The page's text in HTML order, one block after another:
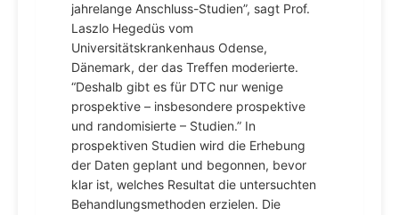
jahrelange Anschluss-Studien”, sagt Prof.
Laszlo Hegedüs vom
Universitätskrankenhaus Odense,
Dänemark, der das Treffen moderierte.
“Deshalb gibt es für DTC nur wenige
prospektive – insbesondere prospektive
und randomisierte – Studien.” In
prospektiven Studien wird die Erhebung
der Daten geplant und begonnen, bevor
klar ist, welches Resultat die untersuchten
Behandlungsmethoden erzielen. Die